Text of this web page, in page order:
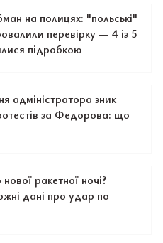
на полицях: "польські"
перевірку — 4 із 5
підробкою
адміністратора зник
за Федорова: що
ракетної ночі?
дані про удар по